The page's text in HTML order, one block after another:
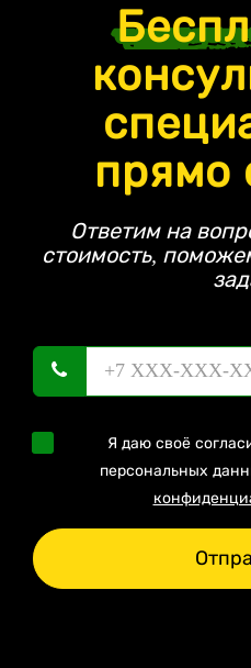
прямо
Ответим на
стоимость,
Я даю своё
персональных